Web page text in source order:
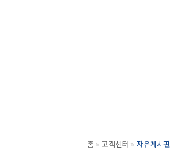
홈 고객센터 자유게시판